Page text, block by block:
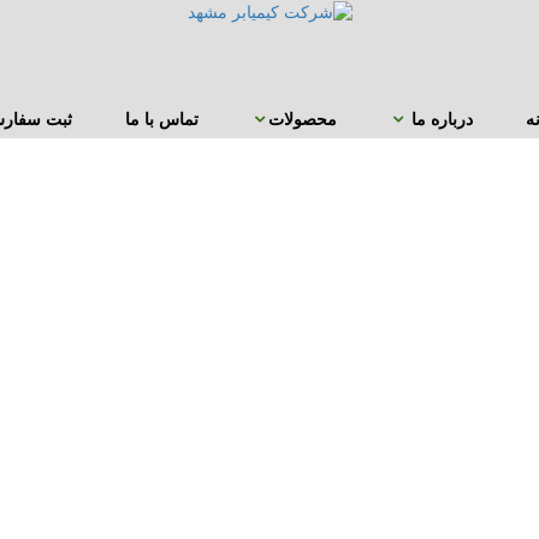
درباره ما محصولات تماس با ما ثبت